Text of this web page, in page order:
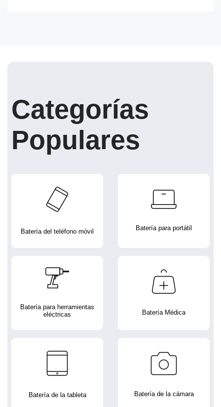
Categorías
Populares
Batería del teléfono móvil Batería para portátil
Batería para herramientas
eléctricas
Batería Médica
Batería de la tableta Batería de la cámara